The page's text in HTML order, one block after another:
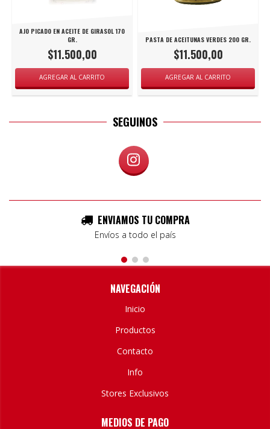
AJO PICADO EN ACEITE DE GIRASOL 170
GR.
$11.500,00
PASTA DE ACEITUNAS VERDES 200 GR.
$11.500,00
SEGUINOS
ENVIAMOS TU COMPRA
Envíos a todo el país
NAVEGACIÓN
Inicio
Productos
Contacto
Info
Stores Exclusivos
MEDIOS DE PAGO